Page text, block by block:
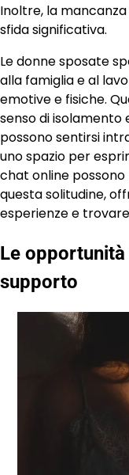
Inoltre, la
sfida significativa.
Le donne sposate
alla famiglia e al
emotive e fisiche.
senso di isolamento
possono sentirsi
uno spazio per
chat online
questa solitudine,
esperienze e
Le
supporto